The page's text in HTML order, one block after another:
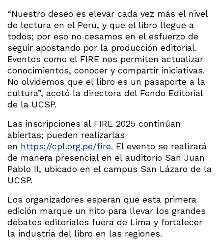
“Nuestro deseo es elevar cada vez más el nivel
de lectura en el Perú, y que el libro llegue a
todos; por eso no cesamos en el esfuerzo de
seguir apostando por la producción editorial.
Eventos como el FIRE nos permiten actualizar
conocimientos, conocer y compartir iniciativas.
No olvidemos que el libro es un pasaporte a la
cultura”, acotó la directora del Fondo Editorial
de la UCSP.
Las inscripciones al FIRE 2025 continúan
abiertas; pueden realizarlas
en https://cpl.org.pe/fire. El evento se realizará
de manera presencial en el auditorio San Juan
Pablo II, ubicado en el campus San Lázaro de la
UCSP.
Los organizadores esperan que esta primera
edición marque un hito para llevar los grandes
debates editoriales fuera de Lima y fortalecer
la industria del libro en las regiones.